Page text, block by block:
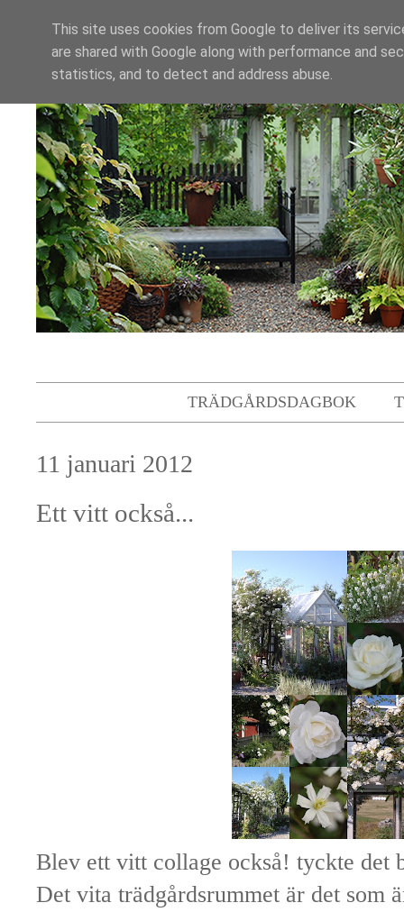
TRÄDGÅRDSDAGBOK
11 januari 2012
Ett vitt också...
Blev ett vitt collage också! tyckte det
Det vita trädgårdsrummet är det som
This site uses cookies from Google to deliver its
are shared with Google along with performance and
statistics, and to detect and address abuse.